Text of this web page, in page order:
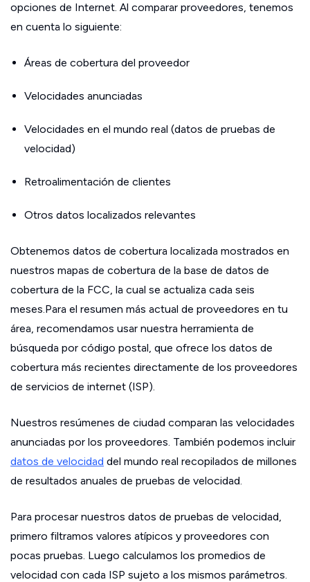
opciones de Internet. Al comparar proveedores, tenemos
en cuenta lo siguiente:
Áreas de cobertura del proveedor
Velocidades anunciadas
Velocidades en el mundo real (datos de pruebas de
velocidad)
Retroalimentación de clientes
Otros datos localizados relevantes
Obtenemos datos de cobertura localizada mostrados en
nuestros mapas de cobertura de la base de datos de
cobertura de la FCC, la cual se actualiza cada seis
meses.Para el resumen más actual de proveedores en tu
área, recomendamos usar nuestra herramienta de
búsqueda por código postal, que ofrece los datos de
cobertura más recientes directamente de los proveedores
de servicios de internet (ISP).
Nuestros resúmenes de ciudad comparan las velocidades
anunciadas por los proveedores. También podemos incluir
datos de velocidad del mundo real recopilados de millones
de resultados anuales de pruebas de velocidad.
Para procesar nuestros datos de pruebas de velocidad,
primero filtramos valores atípicos y proveedores con
pocas pruebas. Luego calculamos los promedios de
velocidad con cada ISP sujeto a los mismos parámetros.